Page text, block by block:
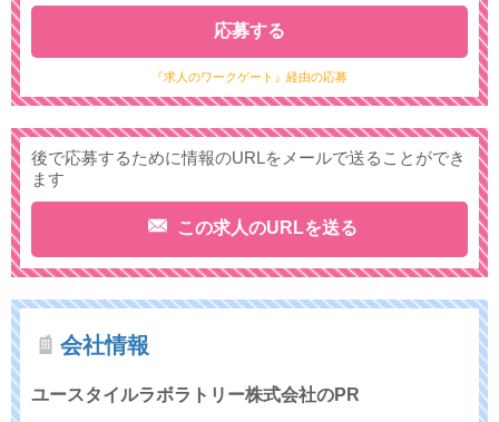
『求人のワークゲート』経由の応募
応募する
後で応募するために情報のURLをメールで送ることができ
ます
この求人のURLを送る
会社情報
ユースタイルラボラトリー株式会社のPR